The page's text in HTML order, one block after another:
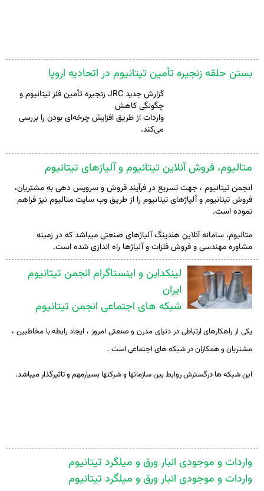
بستن حلقه زنجیره تأمین تیتانیوم در اتحادیه اروپا
گزارش جدید JRC زنجیره تأمین فلز تیتانیوم و
چگونگی کاهش
واردات از طریق افزایش چرخه‌ای بودن را بررسی
می‌کند.
متالیوم، فروش آنلاین تیتانیوم و آلیاژهای تیتانیوم
انجمن تیتانیوم ، جهت تسریع در فرآیند فروش و سرویس دهی به مشتریان،
فروش تیتانیوم و آلیاژهای تیتانیوم را از طریق وب سایت متالیوم نیز فراهم
نموده است.
متالیوم، سامانه آنلاین هلدینگ آلیاژهای صنعتی میباشد که در زمینه
مشاوره مهندسی و فروش فلزات و آلیاژها راه اندازی شده است.
لینکداین و اینستاگرام انجمن تیتانیوم
ایران
شبکه های اجتماعی انجمن تیتانیوم
یکی از راهکارهای ارتباطی در دنیای مدرن و صنعتی امروز ، ایجاد رابطه با مخاطبین ،
مشتریان و همکاران در شبکه های اجتماعی است .
این شبکه ها درگسترش روابط بین سازمانها و شرکتها بسیارمهم و تاثیرگذار میباشد.
واردات و موجودی انبار ورق و میلگرد تیتانیوم
واردات و موجودی انبار ورق و میلگرد تیتانیوم